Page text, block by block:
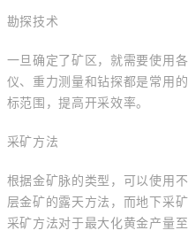
勘探技术
一旦确定了矿区，就需要使用
仪、重力测量和钻探都是常用
标范围，提高开采效率。
采矿方法
根据金矿脉的类型，可以使用
层金矿的露天方法，而地下采
采矿方法对于最大化黄金产量至